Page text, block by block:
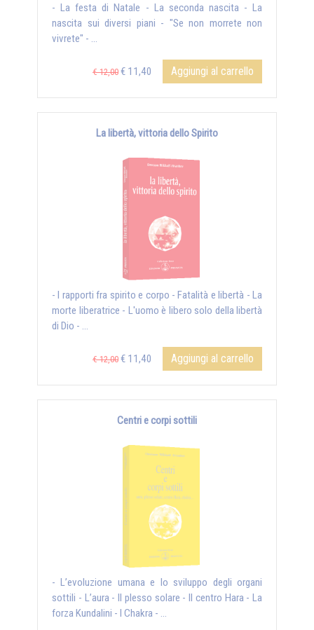
- La festa di Natale - La seconda nascita - La
nascita sui diversi piani - "Se non morrete non
vivrete" - ...
€ 12,00 € 11,40 Aggiungi al carrello
La libertà, vittoria dello Spirito
- I rapporti fra spirito e corpo - Fatalità e libertà - La
morte liberatrice - L'uomo è libero solo della libertà
di Dio - ...
€ 12,00 € 11,40 Aggiungi al carrello
Centri e corpi sottili
- L’evoluzione umana e lo sviluppo degli organi
sottili - L’aura - Il plesso solare - Il centro Hara - La
forza Kundalini - I Chakra - ...